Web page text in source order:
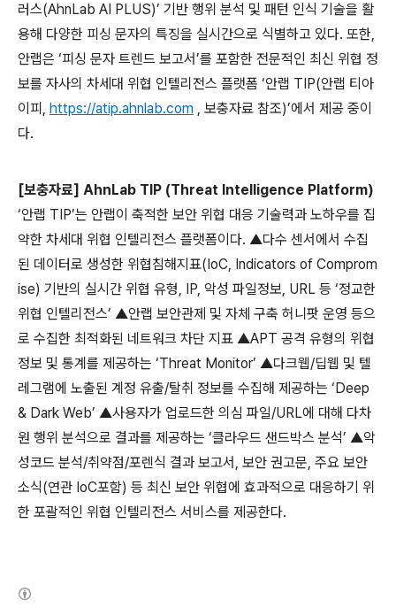
러스(AhnLab AI PLUS)’ 기반 행위 분석 및 패턴 인식 기술을 활
용해 다양한 피싱 문자의 특징을 실시간으로 식별하고 있다. 또한,
안랩은 ‘피싱 문자 트렌드 보고서’를 포함한 전문적인 최신 위협 정
보를 자사의 차세대 위협 인텔리전스 플랫폼 ‘안랩 TIP(안랩 티아
이피 , https://atip.ahnlab.com , 보충자료 참조)’에서 제공 중이
다.
[보충자료] AhnLab TIP (Threat Intelligence Platform)
‘안랩 TIP’는 안랩이 축적한 보안 위협 대응 기술력과 노하우를 집
약한 차세대 위협 인텔리전스 플랫폼이다. ▲다수 센서에서 수집
된 데이터로 생성한 위협침해지표(IoC, Indicators of Comprom
ise) 기반의 실시간 위협 유형, IP, 악성 파일정보, URL 등 ‘정교한
위협 인텔리전스’ ▲안랩 보안관제 및 자체 구축 허니팟 운영 등으
로 수집한 최적화된 네트워크 차단 지표 ▲APT 공격 유형의 위협
정보 및 통계를 제공하는 ‘Threat Monitor’ ▲다크웹/딥웹 및 텔
레그램에 노출된 계정 유출/탈취 정보를 수집해 제공하는 ‘ Deep
& Dark Web’ ▲사용자가 업로드한 의심 파일/URL에 대해 다차
원 행위 분석으로 결과를 제공하는 ‘클라우드 샌드박스 분석’ ▲악
성코드 분석/취약점/포렌식 결과 보고서 , 보안 권고문, 주요 보안
소식(연관 IoC포함) 등 최신 보안 위협에 효과적으로 대응하기 위
한 포괄적인 위협 인텔리전스 서비스를 제공한다.